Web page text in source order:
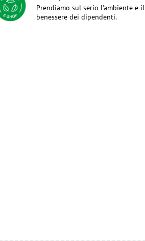
Prendiamo sul serio l'ambiente e il
benessere dei dipendenti.